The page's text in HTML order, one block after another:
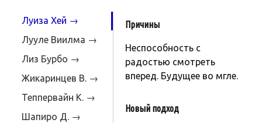
Луиза Хей →
Лууле Виилма →
Лиз Бурбо →
Жикаринцев В. →
Теппервайн К. →
Шапиро Д. →
Причины
Неспособность с
радостью смотреть
вперед. Будущее во мгле.
Новый подход